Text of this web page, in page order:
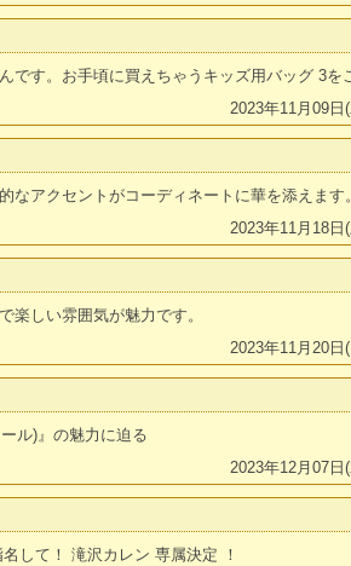
す。お手頃に買えちゃうキッズ用バッグ 3を
2023年11月09日
なアクセントがコーディネートに華を添えます。
2023年11月18日
楽しい雰囲気が魅力です。
2023年11月20日
ル)』の魅力に迫る
2023年12月07日
して！ 滝沢カレン 専属決定 ！